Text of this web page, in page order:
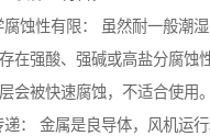
蚀性有限： 虽然耐一般潮湿
在强酸、强碱或高盐分腐蚀
会被快速腐蚀，不适合使用。
： 金属是良导体，风机运